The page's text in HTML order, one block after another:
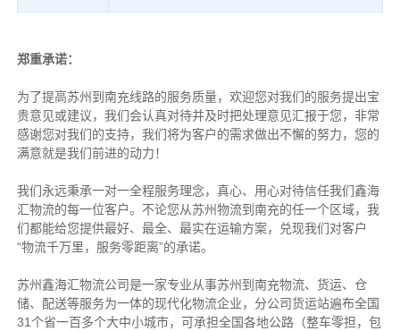
郑重承诺：
为了提高苏州到南充线路的服务质量，欢迎您对我们的服务提出宝
贵意见或建议，我们会认真对待并及时把处理意见汇报于您，非常
感谢您对我们的支持，我们将为客户的需求做出不懈的努力，您的
满意就是我们前进的动力！
我们永远秉承一对一全程服务理念，真心、用心对待信任我们鑫海
汇物流的每一位客户。不论您从苏州物流到南充的任一个区域，我
们都能给您提供最好、最全、最实在运输方案，兑现我们对客户
“物流千万里，服务零距离”的承诺。
苏州鑫海汇物流公司是一家专业从事苏州到南充物流、货运、仓
储、配送等服务为一体的现代化物流企业，分公司货运站遍布全国
31个省一百多个大中小城市，可承担全国各地公路（整车零担，包